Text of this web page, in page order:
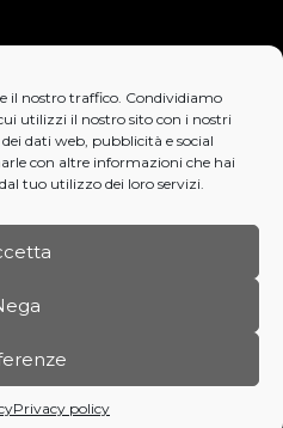
il nostro traffico. Condividiamo
utilizzi il nostro sito con i nostri
dati web, pubblicità e social
con altre informazioni che hai
tuo utilizzo dei loro servizi.
Privacy policy